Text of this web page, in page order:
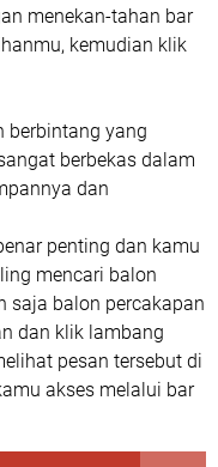
menekan-tahan bar
kemudian klik
berbintang yang
berbekas dalam
dan
penting dan kamu
mencari balon
saja balon percakapan
dan klik lambang
pesan tersebut di
akses melalui bar